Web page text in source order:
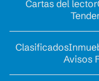
Cartas del lector
Clasificados
Avisos